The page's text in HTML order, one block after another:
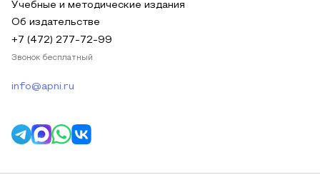
Учебные и методические издания
Об издательстве
+7 (472) 277-72-99
Звонок бесплатный
info@apni.ru